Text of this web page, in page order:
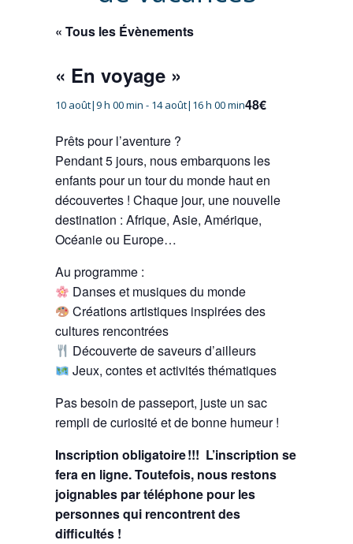
« Tous les Évènements
« En voyage »
10 août|9 h 00 min - 14 août|16 h 00 min48€
Prêts pour l’aventure ?
Pendant 5 jours, nous embarquons les
enfants pour un tour du monde haut en
découvertes ! Chaque jour, une nouvelle
destination : Afrique, Asie, Amérique,
Océanie ou Europe…
Au programme :
Danses et musiques du monde
Créations artistiques inspirées des
cultures rencontrées
Découverte de saveurs d’ailleurs
Jeux, contes et activités thématiques
Pas besoin de passeport, juste un sac
rempli de curiosité et de bonne humeur !
Inscription obligatoire !!! L’inscription se
fera en ligne. Toutefois, nous restons
joignables par téléphone pour les
personnes qui rencontrent des
difficultés !